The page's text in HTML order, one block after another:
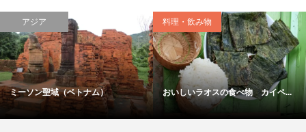
アジア
ミーソン聖域（ベトナム）
料理・飲み物
おいしいラオスの食べ物 カイペ...